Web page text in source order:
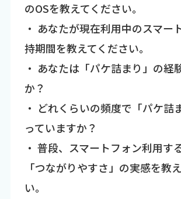
のOSを教えてください。
・ あなたが現在利用中のスマー
持期間を教えてください。
・ あなたは「パケ詰まり」の経
か？
・ どれくらいの頻度で「パケ詰
っていますか？
・ 普段、スマートフォン利用す
「つながりやすさ」の実感を教
い。